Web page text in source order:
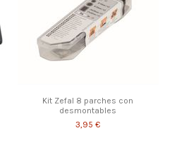
Kit Zefal 8 parches con
desmontables
3,95 €